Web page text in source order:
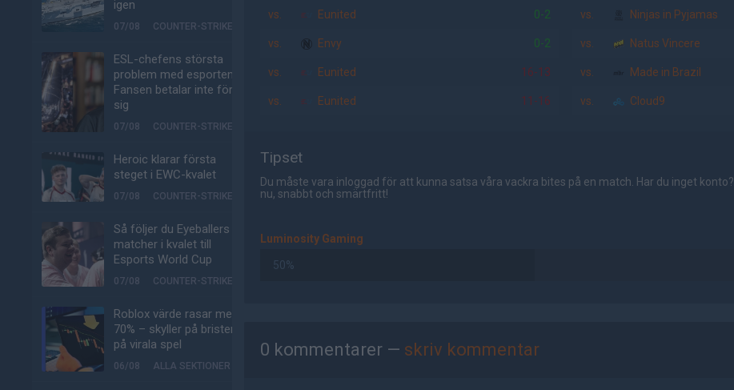
igen
07/08 COUNTER-STRIKE
ESL-chefens största
problem med esporten:
Fansen betalar inte för
sig
07/08 COUNTER-STRIKE
Heroic klarar första
steget i EWC-kvalet
07/08 COUNTER-STRIKE
Så följer du Eyeballers
matcher i kvalet till
Esports World Cup
07/08 COUNTER-STRIKE
Roblox värde rasar med
70% – skyller på bristen
på virala spel
06/08 ALLA SEKTIONER
vs. Eunited 0-2
vs. Envy 0-2
vs. Eunited 16-13
vs. Eunited 11-16
vs. Ninjas in Pyjamas
vs. Natus Vincere
vs. Made in Brazil
vs. Cloud9
Tipset
Du måste vara inloggad för att kunna satsa våra vackra bites på en match. Har du inget konto?
nu, snabbt och smärtfritt!
Luminosity Gaming
50%
0 kommentarer — skriv kommentar